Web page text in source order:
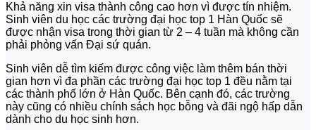
Khả năng xin visa thành công cao hơn vì được tín nhiệm.
Sinh viên du học các trường đại học top 1 Hàn Quốc sẽ
được nhận visa trong thời gian từ 2 – 4 tuần mà không cần
phải phỏng vấn Đại sứ quán.
Sinh viên dễ tìm kiếm được công việc làm thêm bán thời
gian hơn vì đa phần các trường đại học top 1 đều nằm tại
các thành phố lớn ở Hàn Quốc. Bên cạnh đó, các trường
này cũng có nhiều chính sách học bỗng và đãi ngộ hấp dẫn
dành cho du học sinh hơn.